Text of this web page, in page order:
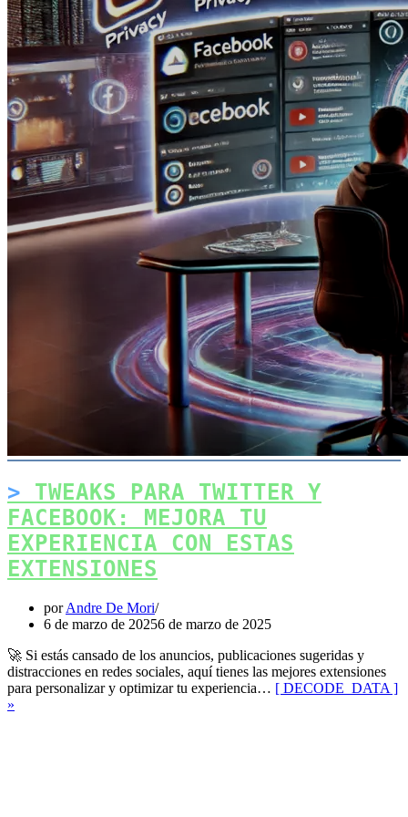
TWEAKS PARA TWITTER Y
FACEBOOK: MEJORA TU
EXPERIENCIA CON ESTAS
EXTENSIONES
porAndre De Mori
6 de marzo de 20256 de marzo de 2025
🚀 Si estás cansado de los anuncios, publicaciones sugeridas y
distracciones en redes sociales, aquí tienes las mejores extensiones
para personalizar y optimizar tu experiencia… [ DECODE_DATA ]
»